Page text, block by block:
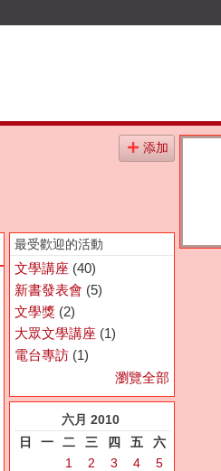
添加
最受歡迎的活動
文學講座 (40)
新書發表會 (5)
文學獎(2)
大眾文學講座 (1)
電台專訪(1)
瀏覽全部
六月 2010
日
一 二 三 四 五
六
1
2 3 4
5